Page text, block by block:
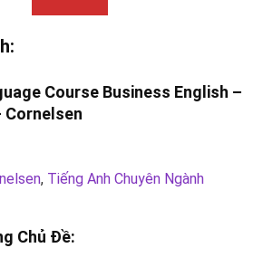
Course Business English –
Cornelsen
, Tiếng Anh Chuyên Ngành
Chủ Đề: